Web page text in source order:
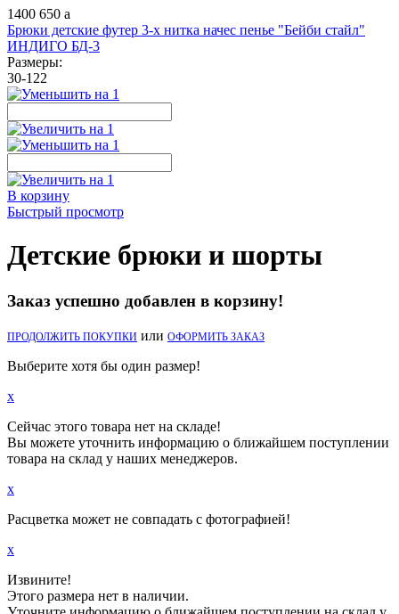
1400 650 a
Брюки детские футер 3-х нитка начес пенье "Бейби стайл"
ИНДИГО БД-3
Размеры:
30-122
В корзину
Быстрый просмотр
Детские брюки и шорты
Заказ успешно добавлен в корзину!
ПРОДОЛЖИТЬ ПОКУПКИ или ОФОРМИТЬ ЗАКАЗ
Выберите хотя бы один размер!
x
Сейчас этого товара нет на складе!
Вы можете уточнить информацию о ближайшем поступлении
товара на склад у наших менеджеров.
x
Расцветка может не совпадать с фотографией!
x
Извините!
Этого размера нет в наличии.